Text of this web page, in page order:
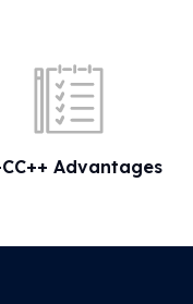
Advantages